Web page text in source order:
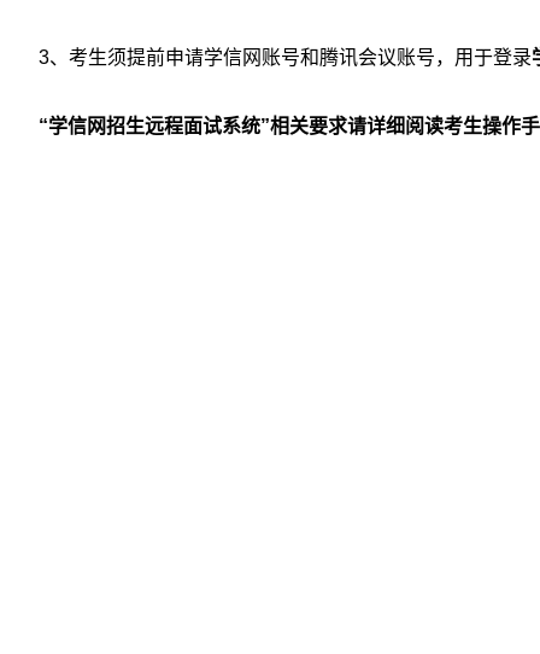
3、考生须提前申请学信网账号和腾讯会议账号，用于登录
“学信网招生远程面试系统”相关要求请详细阅读考生操作